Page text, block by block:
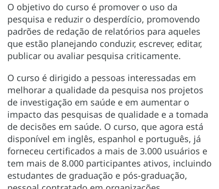
O objetivo do curso é promover o uso da
pesquisa e reduzir o desperdício, promovendo
padrões de redação de relatórios para aqueles
que estão planejando conduzir, escrever, editar,
publicar ou avaliar pesquisa criticamente.
O curso é dirigido a pessoas interessadas em
melhorar a qualidade da pesquisa nos projetos
de investigação em saúde e em aumentar o
impacto das pesquisas de qualidade e a tomada
de decisões em saúde. O curso, que agora está
disponível em inglês, espanhol e português, já
forneceu certificados a mais de 3.000 usuários e
tem mais de 8.000 participantes ativos, incluindo
estudantes de graduação e pós-graduação,